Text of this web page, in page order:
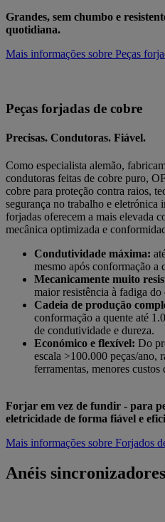
Grandes, sem chumbo e
quotidiana.
Mais informações sobre Peças
Peças forjadas de cobre
Precisas. Condutoras. Fiável.
Como especialista alemão,
condutoras feitas de cobre puro,
cobre para proteção contra raios,
segurança no trabalho e eletrónica
forjadas oferecem a mais elevada
mecânica optimizada e
Condutividade máxima:
mesmo após conformação a
Mecanicamente muito
maior resistência à fadiga
Cadeia de produção
conformação a quente até
de condutividade e dureza.
Económico e flexível: Do
escala >100.000 peças/ano,
ferramentas, menores custos
Forjar em vez de fundir - para
eletricidade de forma fiável e
Mais informações sobre Forjados
Anéis